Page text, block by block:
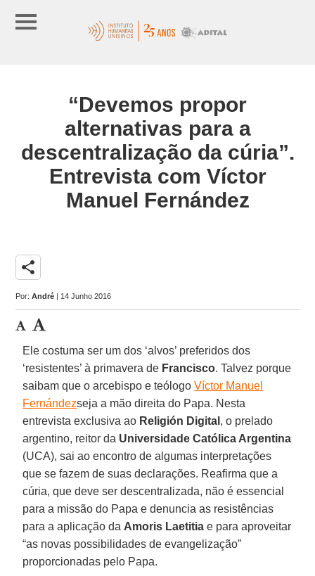
“Devemos propor
alternativas para a
descentralização da cúria”.
Entrevista com Víctor
Manuel Fernández
share
Por:André | 14 Junho 2016
Ele costuma ser um dos ‘alvos’ preferidos dos
‘resistentes’ à primavera de Francisco. Talvez porque
saibam que o arcebispo e teólogoVíctor Manuel
Fernándezseja a mão direita do Papa. Nesta
entrevista exclusiva ao Religión Digital , o prelado
argentino, reitor da Universidade Católica Argentina
(UCA), sai ao encontro de algumas interpretações
que se fazem de suas declarações. Reafirma que a
cúria, que deve ser descentralizada, não é essencial
para a missão do Papa e denuncia as resistências
para a aplicação da Amoris Laetitia e para aproveitar
“as novas possibilidades de evangelização”
proporcionadas pelo Papa.